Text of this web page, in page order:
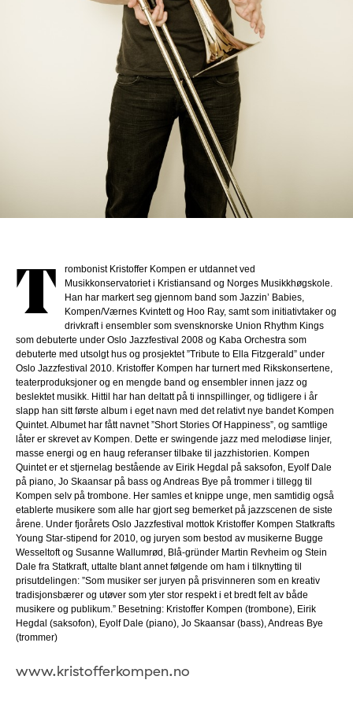
T
rombonist Kristoffer Kompen er utdannet ved
Musikkonservatoriet i Kristiansand og Norges Musikkhøgskole.
Han har markert seg gjennom band som Jazzin’ Babies,
Kompen/Værnes Kvintett og Hoo Ray, samt som initiativtaker og
drivkraft i ensembler som svensknorske Union Rhythm Kings
som debuterte under Oslo Jazzfestival 2008 og Kaba Orchestra som
debuterte med utsolgt hus og prosjektet ”Tribute to Ella Fitzgerald” under
Oslo Jazzfestival 2010. Kristoffer Kompen har turnert med Rikskonsertene,
teaterproduksjoner og en mengde band og ensembler innen jazz og
beslektet musikk. Hittil har han deltatt på ti innspillinger, og tidligere i år
slapp han sitt første album i eget navn med det relativt nye bandet Kompen
Quintet. Albumet har fått navnet ”Short Stories Of Happiness”, og samtlige
låter er skrevet av Kompen. Dette er swingende jazz med melodiøse linjer,
masse energi og en haug referanser tilbake til jazzhistorien. Kompen
Quintet er et stjernelag bestående av Eirik Hegdal på saksofon, Eyolf Dale
på piano, Jo Skaansar på bass og Andreas Bye på trommer i tillegg til
Kompen selv på trombone. Her samles et knippe unge, men samtidig også
etablerte musikere som alle har gjort seg bemerket på jazzscenen de siste
årene. Under fjorårets Oslo Jazzfestival mottok Kristoffer Kompen Statkrafts
Young Star-stipend for 2010, og juryen som bestod av musikerne Bugge
Wesseltoft og Susanne Wallumrød, Blå-gründer Martin Revheim og Stein
Dale fra Statkraft, uttalte blant annet følgende om ham i tilknytting til
prisutdelingen: ”Som musiker ser juryen på prisvinneren som en kreativ
tradisjonsbærer og utøver som yter stor respekt i et bredt felt av både
musikere og publikum.” Besetning: Kristoffer Kompen (trombone), Eirik
Hegdal (saksofon), Eyolf Dale (piano), Jo Skaansar (bass), Andreas Bye
(trommer)
www.kristofferkompen.no